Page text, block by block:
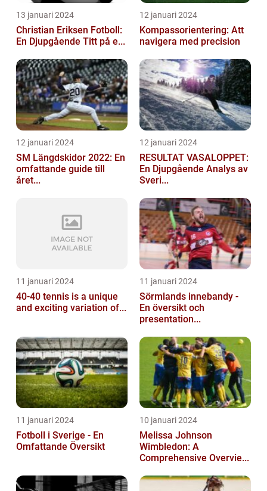
13 januari 2024
Christian Eriksen Fotboll:
En Djupgående Titt på e...
12 januari 2024
Kompassorientering: Att
navigera med precision
12 januari 2024
SM Längdskidor 2022: En
omfattande guide till
året...
12 januari 2024
RESULTAT VASALOPPET:
En Djupgående Analys av
Sveri...
11 januari 2024
40-40 tennis is a unique
and exciting variation of...
11 januari 2024
Sörmlands innebandy -
En översikt och
presentation...
11 januari 2024
Fotboll i Sverige - En
Omfattande Översikt
10 januari 2024
Melissa Johnson
Wimbledon: A
Comprehensive Overvie...